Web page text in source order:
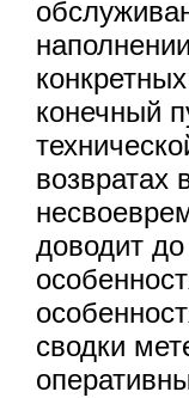
конечный
возвратах
доводит
сводки